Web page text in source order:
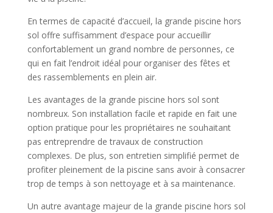
En termes de capacité d’accueil, la grande piscine hors
sol offre suffisamment d’espace pour accueillir
confortablement un grand nombre de personnes, ce
qui en fait l’endroit idéal pour organiser des fêtes et
des rassemblements en plein air.
Les avantages de la grande piscine hors sol sont
nombreux. Son installation facile et rapide en fait une
option pratique pour les propriétaires ne souhaitant
pas entreprendre de travaux de construction
complexes. De plus, son entretien simplifié permet de
profiter pleinement de la piscine sans avoir à consacrer
trop de temps à son nettoyage et à sa maintenance.
Un autre avantage majeur de la grande piscine hors sol